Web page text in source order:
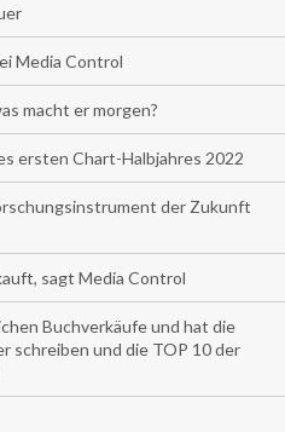
Media Control
macht er morgen?
ersten Chart-Halbjahres 2022
der Zukunft
sagt Media Control
Buchverkäufe und hat die
schreiben und die TOP 10 der